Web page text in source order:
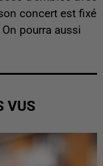
concert est fixé
pourra aussi
VUS